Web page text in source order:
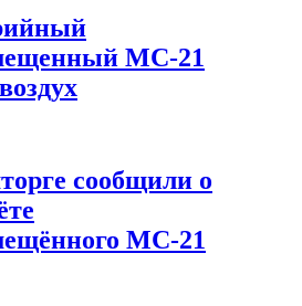
МС-21
сообщили о
МС-21